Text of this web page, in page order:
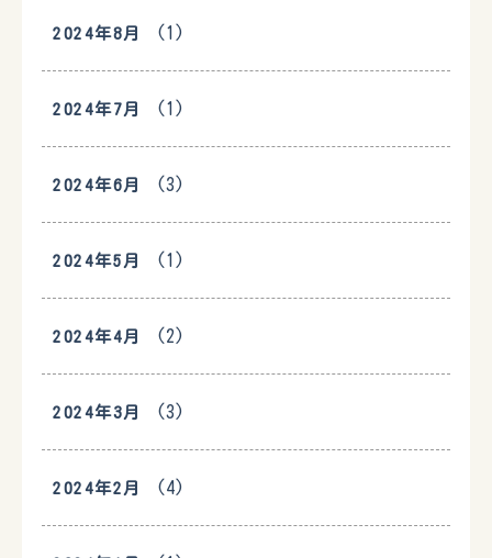
2024年8月 (1)
2024年7月 (1)
2024年6月 (3)
2024年5月 (1)
2024年4月 (2)
2024年3月 (3)
2024年2月 (4)